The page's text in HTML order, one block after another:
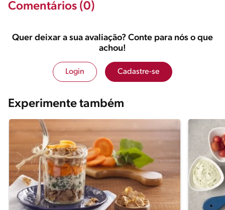
Comentários (0)
Quer deixar a sua avaliação? Conte para nós o que
achou!
Login Cadastre-se
Experimente também